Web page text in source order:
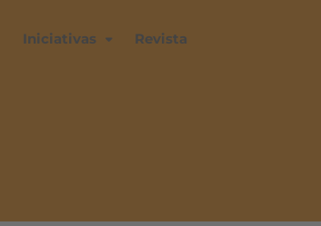
Iniciativas Revista